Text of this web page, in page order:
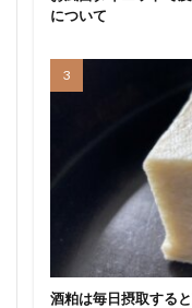
について
酒粕は毎日摂取する